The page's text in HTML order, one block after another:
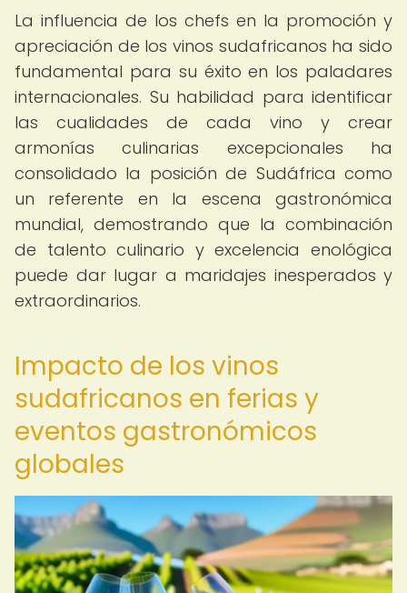
La influencia de los chefs en la promoción y
apreciación de los vinos sudafricanos ha sido
fundamental para su éxito en los paladares
internacionales. Su habilidad para identificar
las cualidades de cada vino y crear
armonías culinarias excepcionales ha
consolidado la posición de Sudáfrica como
un referente en la escena gastronómica
mundial, demostrando que la combinación
de talento culinario y excelencia enológica
puede dar lugar a maridajes inesperados y
extraordinarios.
Impacto de los vinos
sudafricanos en ferias y
eventos gastronómicos
globales